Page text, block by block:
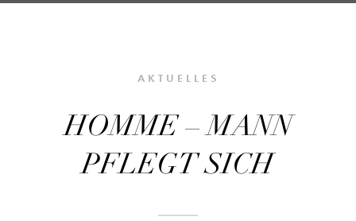
AKTUELLES
HOMME – MANN
PFLEGT SICH